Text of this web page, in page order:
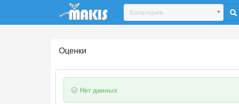
Update cookies preferences
Категория
Оценки
Нет данных